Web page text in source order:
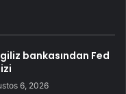
bankasından Fed
6, 2026